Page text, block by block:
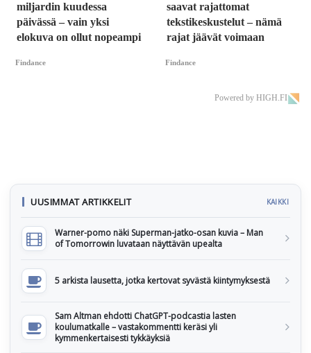
miljardin kuudessa
päivässä – vain yksi
elokuva on ollut nopeampi
Findance
saavat rajattomat
tekstikeskustelut – nämä
rajat jäävät voimaan
Findance
Powered by HIGH.FI
UUSIMMAT ARTIKKELIT KAIKKI
Warner-pomo näki Superman-jatko-osan kuvia – Man
of Tomorrowin luvataan näyttävän upealta
5 arkista lausetta, jotka kertovat syvästä kiintymyksestä
Sam Altman ehdotti ChatGPT-podcastia lasten
koulumatkalle – vastakommentti keräsi yli
kymmenkertaisesti tykkäyksiä